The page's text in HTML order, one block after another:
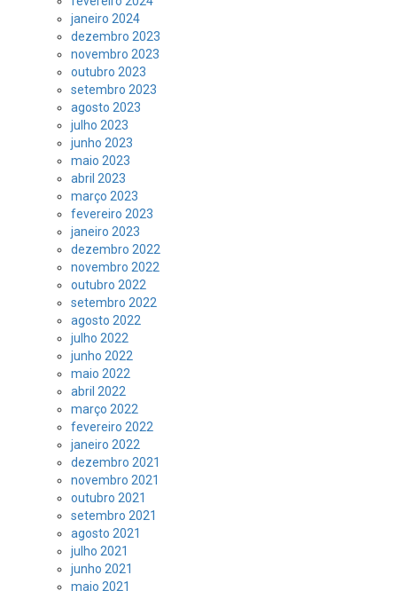
janeiro 2024
dezembro 2023
novembro 2023
outubro 2023
setembro 2023
agosto 2023
julho 2023
junho 2023
maio 2023
abril 2023
março 2023
fevereiro 2023
janeiro 2023
dezembro 2022
novembro 2022
outubro 2022
setembro 2022
agosto 2022
julho 2022
junho 2022
maio 2022
abril 2022
março 2022
fevereiro 2022
janeiro 2022
dezembro 2021
novembro 2021
outubro 2021
setembro 2021
agosto 2021
julho 2021
junho 2021
maio 2021